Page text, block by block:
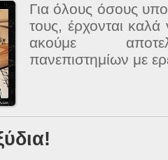
Για όλους όσους
τους, έρχονται
ακούμε
πανεπιστημίων με